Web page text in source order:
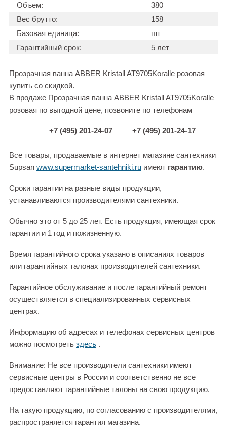
Объем:
380
Вес брутто:
158
Базовая единица:
шт
Гарантийный срок:
5 лет
Прозрачная ванна ABBER Kristall AT9705Koralle розовая
купить со скидкой.
В продаже Прозрачная ванна ABBER Kristall AT9705Koralle
розовая по выгодной цене, позвоните по телефонам
+7 (495) 201-24-07 +7 (495) 201-24-17
Все товары, продаваемые в интернет магазине сантехники
Supsan www.supermarket-santehniki.ru имеют гарантию.
Сроки гарантии на разные виды продукции,
устанавливаются производителями сантехники.
Обычно это от 5 до 25 лет. Есть продукция, имеющая срок
гарантии и 1 год и пожизненную.
Время гарантийного срока указано в описаниях товаров
или гарантийных талонах производителей сантехники.
Гарантийное обслуживание и после гарантийный ремонт
осуществляется в специализированных сервисных
центрах.
Информацию об адресах и телефонах сервисных центров
можно посмотреть здесь .
Внимание: Не все производители сантехники имеют
сервисные центры в России и соответственно не все
предоставляют гарантийные талоны на свою продукцию.
На такую продукцию, по согласованию с производителями,
распространяется гарантия магазина.